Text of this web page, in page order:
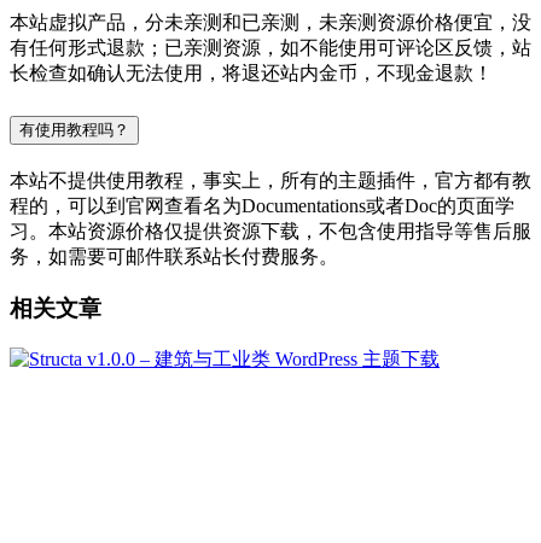
本站虚拟产品，分未亲测和已亲测，未亲测资源价格便宜，没
有任何形式退款；已亲测资源，如不能使用可评论区反馈，站
长检查如确认无法使用，将退还站内金币，不现金退款！
有使用教程吗？
本站不提供使用教程，事实上，所有的主题插件，官方都有教
程的，可以到官网查看名为Documentations或者Doc的页面学
习。本站资源价格仅提供资源下载，不包含使用指导等售后服
务，如需要可邮件联系站长付费服务。
相关文章